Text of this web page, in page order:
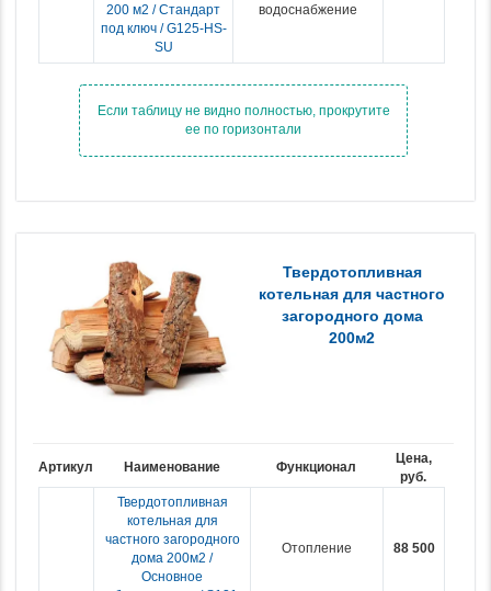
200 м2 / Стандарт
под ключ / G125-HS-
SU
водоснабжение
Твердотопливная
котельная для частного
загородного дома
200м2
Артикул Наименование Функционал
Цена,
руб.
Твердотопливная
котельная для
частного загородного
дома 200м2 /
Основное
Отопление 88 500